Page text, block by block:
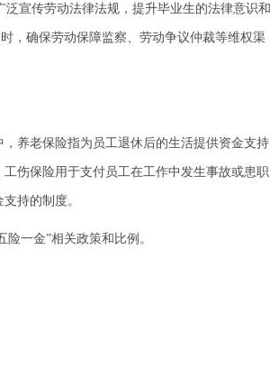
宣传劳动法律法规，提升毕业生的法律意识和
，确保劳动保障监察、劳动争议仲裁等维权渠
养老保险指为员工退休后的生活提供资金支持
伤保险用于支付员工在工作中发生事故或患职
持的制度。
一金”相关政策和比例。